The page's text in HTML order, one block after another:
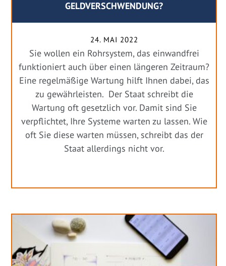
GELDVERSCHWENDUNG?
24. MAI 2022
Sie wollen ein Rohrsystem, das einwandfrei
funktioniert auch über einen längeren Zeitraum?
Eine regelmäßige Wartung hilft Ihnen dabei, das
zu gewährleisten. Der Staat schreibt die
Wartung oft gesetzlich vor. Damit sind Sie
verpflichtet, Ihre Systeme warten zu lassen. Wie
oft Sie diese warten müssen, schreibt das der
Staat allerdings nicht vor.